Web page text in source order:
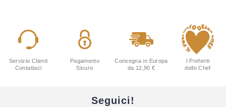
Servizio Clienti
Contattaci
Pagamento
Sicuro
Consegna in Europa
da 12,90 €
I Preferiti
dello Chef
Seguici!